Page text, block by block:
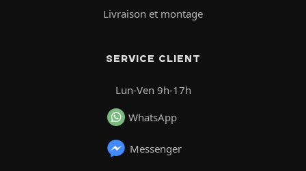
Livraison et montage
SERVICE CLIENT
Lun-Ven 9h-17h
WhatsApp
Messenger